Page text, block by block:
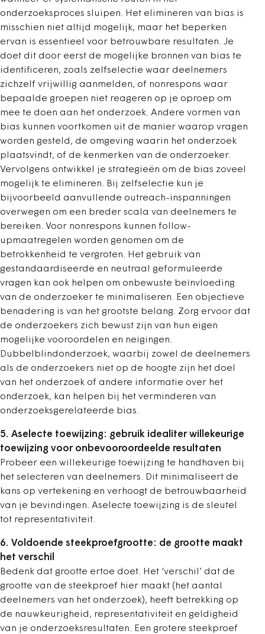
onderzoeksproces sluipen. Het elimineren van bias is
misschien niet altijd mogelijk, maar het beperken
ervan is essentieel voor betrouwbare resultaten. Je
doet dit door eerst de mogelijke bronnen van bias te
identificeren, zoals zelfselectie waar deelnemers
zichzelf vrijwillig aanmelden, of nonrespons waar
bepaalde groepen niet reageren op je oproep om
mee te doen aan het onderzoek. Andere vormen van
bias kunnen voortkomen uit de manier waarop vragen
worden gesteld, de omgeving waarin het onderzoek
plaatsvindt, of de kenmerken van de onderzoeker.
Vervolgens ontwikkel je strategieën om de bias zoveel
mogelijk te elimineren. Bij zelfselectie kun je
bijvoorbeeld aanvullende outreach-inspanningen
overwegen om een breder scala van deelnemers te
bereiken. Voor nonrespons kunnen follow-
upmaatregelen worden genomen om de
betrokkenheid te vergroten. Het gebruik van
gestandaardiseerde en neutraal geformuleerde
vragen kan ook helpen om onbewuste beïnvloeding
van de onderzoeker te minimaliseren. Een objectieve
benadering is van het grootste belang. Zorg ervoor dat
de onderzoekers zich bewust zijn van hun eigen
mogelijke vooroordelen en neigingen.
Dubbelblindonderzoek, waarbij zowel de deelnemers
als de onderzoekers niet op de hoogte zijn het doel
van het onderzoek of andere informatie over het
onderzoek, kan helpen bij het verminderen van
onderzoeksgerelateerde bias.
5. Aselecte toewijzing: gebruik idealiter willekeurige
toewijzing voor onbevooroordeelde resultaten
Probeer een willekeurige toewijzing te handhaven bij
het selecteren van deelnemers. Dit minimaliseert de
kans op vertekening en verhoogt de betrouwbaarheid
van je bevindingen. Aselecte toewijzing is de sleutel
tot representativiteit.
6. Voldoende steekproefgrootte: de grootte maakt
het verschil
Bedenk dat grootte ertoe doet. Het ‘verschil’ dat de
grootte van de steekproef hier maakt (het aantal
deelnemers van het onderzoek), heeft betrekking op
de nauwkeurigheid, representativiteit en geldigheid
van je onderzoeksresultaten. Een grotere steekproef